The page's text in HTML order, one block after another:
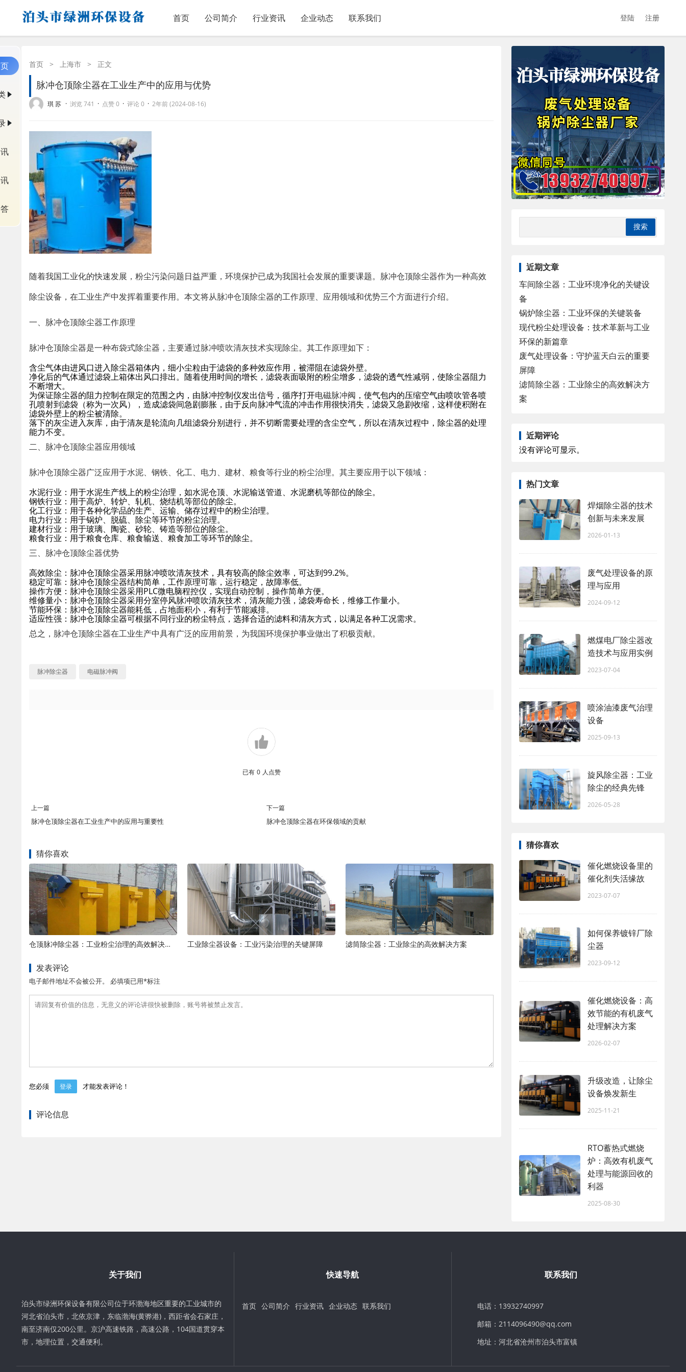
首页 公司简介 行业资讯 企业动态 联系我们 登陆 注册
首页 > 上海市 > 正文
脉冲仓顶除尘器在工业生产中的应用与优势
琪 苏 · 浏览 741 · 点赞 0 · 评论 0 · 2年前 (2024-08-16)
随着我国工业化的快速发展，粉尘污染问题日益严重，环境保护已成为我国社会发展的重要课题。脉冲仓顶除尘器作为一种高效
除尘设备，在工业生产中发挥着重要作用。本文将从脉冲仓顶除尘器的工作原理、应用领域和优势三个方面进行介绍。
一、脉冲仓顶除尘器工作原理
脉冲仓顶除尘器是一种布袋式除尘器，主要通过脉冲喷吹清灰技术实现除尘。其工作原理如下：
含尘气体由进风口进入除尘器箱体内，细小尘粒由于滤袋的多种效应作用，被滞阻在滤袋外壁。
净化后的气体通过滤袋上箱体出风口排出。随着使用时间的增长，滤袋表面吸附的粉尘增多，滤袋的透气性减弱，使除尘器阻力
不断增大。
为保证除尘器的阻力控制在限定的范围之内，由脉冲控制仪发出信号，循序打开电磁脉冲阀 ，使气包内的压缩空气由喷吹管各喷
孔喷射到滤袋（称为一次风），造成滤袋间急剧膨胀，由于反向脉冲气流的冲击作用很快消失，滤袋又急剧收缩，这样使积附在
滤袋外壁上的粉尘被清除。
落下的灰尘进入灰库，由于清灰是轮流向几组滤袋分别进行，并不切断需要处理的含尘空气，所以在清灰过程中，除尘器的处理
能力不变。
二、脉冲仓顶除尘器应用领域
脉冲仓顶除尘器广泛应用于水泥、钢铁、化工、电力、建材、粮食等行业的粉尘治理。其主要应用于以下领域：
水泥行业：用于水泥生产线上的粉尘治理，如水泥仓顶、水泥输送管道、水泥磨机等部位的除尘。
钢铁行业：用于高炉、转炉、轧机、烧结机等部位的除尘。
化工行业：用于各种化学品的生产、运输、储存过程中的粉尘治理。
电力行业：用于锅炉、脱硫、除尘等环节的粉尘治理。
建材行业：用于玻璃、陶瓷、砂轮、铸造等部位的除尘。
粮食行业：用于粮食仓库、粮食输送、粮食加工等环节的除尘。
三、脉冲仓顶除尘器优势
高效除尘：脉冲仓顶除尘器采用脉冲喷吹清灰技术，具有较高的除尘效率，可达到99.2%。
稳定可靠：脉冲仓顶除尘器结构简单，工作原理可靠，运行稳定，故障率低。
操作方便：脉冲仓顶除尘器采用PLC微电脑程控仪，实现自动控制，操作简单方便。
维修量小：脉冲仓顶除尘器采用分室停风脉冲喷吹清灰技术，清灰能力强，滤袋寿命长，维修工作量小。
节能环保：脉冲仓顶除尘器能耗低，占地面积小，有利于节能减排。
适应性强：脉冲仓顶除尘器可根据不同行业的粉尘特点，选择合适的滤料和清灰方式，以满足各种工况需求。
总之，脉冲仓顶除尘器在工业生产中具有广泛的应用前景，为我国环境保护事业做出了积极贡献。
脉冲除尘器 电磁脉冲阀
已有 0 人点赞
上一篇
脉冲仓顶除尘器在工业生产中的应用与重要性
下一篇
脉冲仓顶除尘器在环保领域的贡献
猜你喜欢
仓顶脉冲除尘器：工业粉尘治理的高效解决方案 工业除尘器设备：工业污染治理的关键屏障 滤筒除尘器：工业除尘的高效解决方案
发表评论
电子邮件地址不会被公开。 必填项已用*标注
您必须 登录 才能发表评论！
评论信息
近期文章
车间除尘器：工业环境净化的关键设
备
锅炉除尘器：工业环保的关键装备
现代粉尘处理设备：技术革新与工业
环保的新篇章
废气处理设备：守护蓝天白云的重要
屏障
滤筒除尘器：工业除尘的高效解决方
案
近期评论
没有评论可显示。
热门文章
焊烟除尘器的技术
创新与未来发展
2026-01-13
废气处理设备的原
理与应用
2024-09-12
燃煤电厂除尘器改
造技术与应用实例
2023-07-04
喷涂油漆废气治理
设备
2025-09-13
旋风除尘器：工业
除尘的经典先锋
2026-05-28
猜你喜欢
催化燃烧设备里的
催化剂失活缘故
2023-07-07
如何保养镀锌厂除
尘器
2023-09-12
催化燃烧设备：高
效节能的有机废气
处理解决方案
2026-02-07
升级改造，让除尘
设备焕发新生
2025-11-21
RTO蓄热式燃烧
炉：高效有机废气
处理与能源回收的
利器
2025-08-30
关于我们
泊头市绿洲环保设备有限公司位于环渤海地区重要的工业城市的
河北省泊头市，北依京津，东临渤海(黄骅港)，西距省会石家庄，
南至济南仅200公里。京沪高速铁路，高速公路，104国道贯穿本
市，地理位置，交通便利。
快速导航
首页 公司简介 行业资讯 企业动态 联系我们
联系我们
电话：13932740997
邮箱：2114096490@qq.com
地址：河北省沧州市泊头市富镇